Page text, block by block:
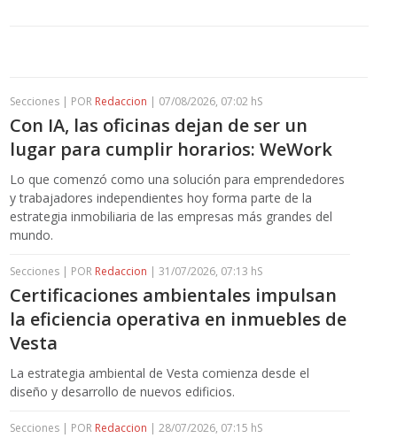
Secciones | POR Redaccion | 07/08/2026, 07:02 hS
Con IA, las oficinas dejan de ser un
lugar para cumplir horarios: WeWork
Lo que comenzó como una solución para emprendedores
y trabajadores independientes hoy forma parte de la
estrategia inmobiliaria de las empresas más grandes del
mundo.
Secciones | POR Redaccion | 31/07/2026, 07:13 hS
Certificaciones ambientales impulsan
la eficiencia operativa en inmuebles de
Vesta
La estrategia ambiental de Vesta comienza desde el
diseño y desarrollo de nuevos edificios.
Secciones | POR Redaccion | 28/07/2026, 07:15 hS